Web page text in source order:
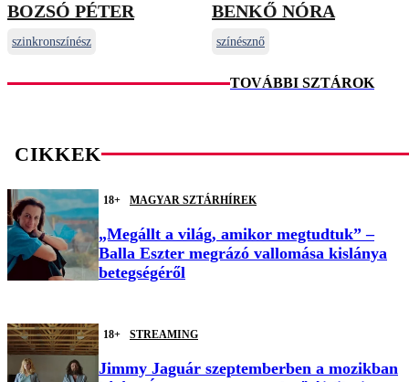
BOZSÓ PÉTER
szinkronszínész
BENKŐ NÓRA
színésznő
TOVÁBBI SZTÁROK
CIKKEK
18+ MAGYAR SZTÁRHÍREK
„Megállt a világ, amikor megtudtuk” –
Balla Eszter megrázó vallomása kislánya
betegségéről
18+ STREAMING
Jimmy Jaguár szeptemberben a mozikban